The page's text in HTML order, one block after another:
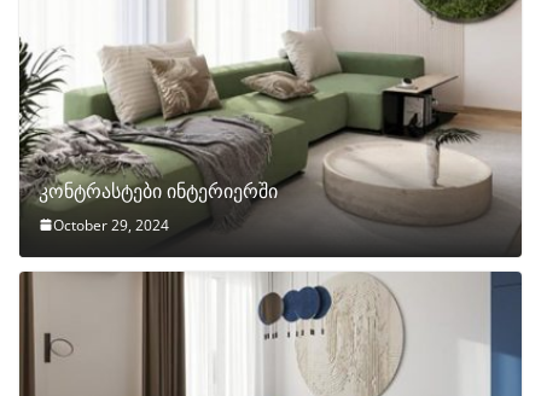
კონტრასტები ინტერიერში
October 29, 2024